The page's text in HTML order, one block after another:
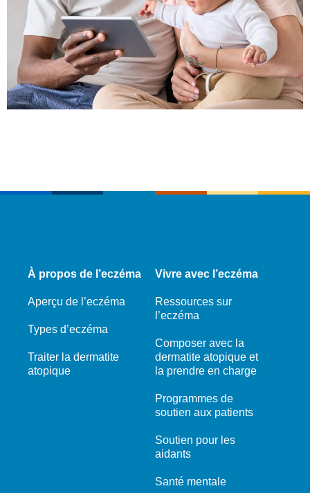
À propos de l’eczéma
Aperçu de l’eczéma
Types d’eczéma
Traiter la dermatite
atopique
Vivre avec l’eczéma
Ressources sur
l’eczéma
Composer avec la
dermatite atopique et
la prendre en charge
Programmes de
soutien aux patients
Soutien pour les
aidants
Santé mentale